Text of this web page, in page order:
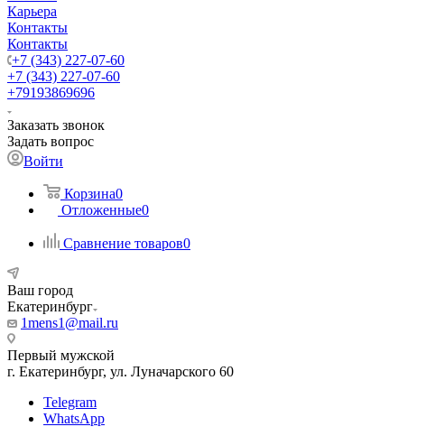
Карьера
Контакты
Контакты
+7 (343) 227-07-60
+7 (343) 227-07-60
+79193869696
Заказать звонок
Задать вопрос
Войти
Корзина0
Отложенные0
Сравнение товаров0
Ваш город
Екатеринбург
1mens1@mail.ru
Первый мужской
г. Екатеринбург, ул. Луначарского 60
Telegram
WhatsApp